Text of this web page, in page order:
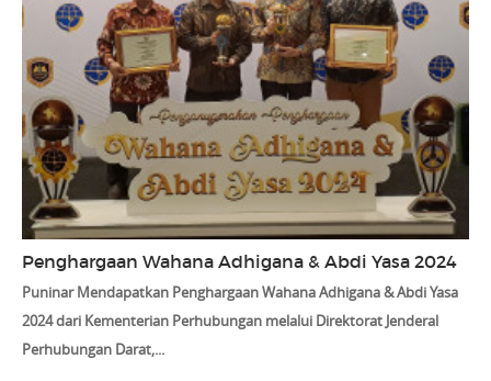
Penghargaan Wahana Adhigana & Abdi Yasa 2024
Puninar Mendapatkan Penghargaan Wahana Adhigana & Abdi Yasa
2024 dari Kementerian Perhubungan melalui Direktorat Jenderal
Perhubungan Darat,...